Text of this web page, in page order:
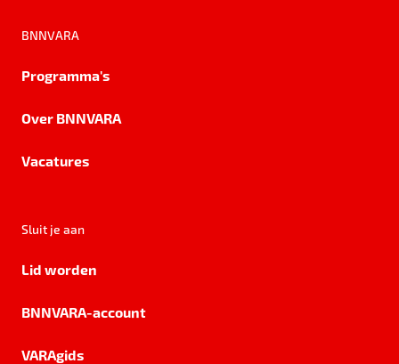
BNNVARA
Programma's
Over BNNVARA
Vacatures
Sluit je aan
Lid worden
BNNVARA-account
VARAgids